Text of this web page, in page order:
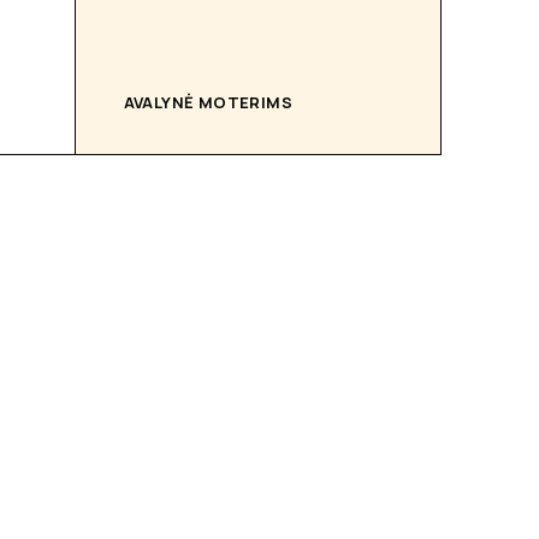
AVALYNĖ MOTERIMS